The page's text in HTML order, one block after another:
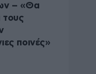
– «Θα
τους
ποινές»